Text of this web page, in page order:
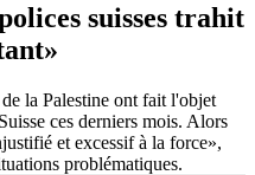
suisses trahit
la Palestine ont fait l'objet
ces derniers mois. Alors
et excessif à la force»,
problématiques.